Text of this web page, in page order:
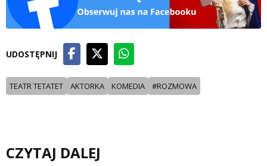
UDOSTĘPNIJ
TEATR TETATET AKTORKA KOMEDIA #ROZMOWA
CZYTAJ DALEJ